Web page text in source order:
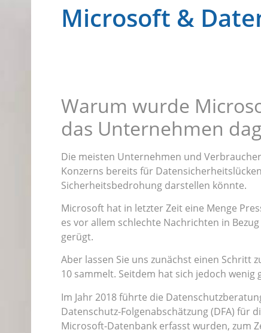
Microsoft &
Warum wurde
das Unternehmen
Die meisten Unternehmen und
Konzerns bereits für
Sicherheitsbedrohung darstellen könnte.
Microsoft hat in letzter Zeit eine Menge
es vor allem schlechte Nachrichten in
gerügt.
Aber lassen Sie uns zunächst einen Schritt
10 sammelt. Seitdem hat sich jedoch
Im Jahr 2018 führte die
Datenschutz-Folgenabschätzung (DFA) für
Microsoft-Datenbank erfasst wurden, zum